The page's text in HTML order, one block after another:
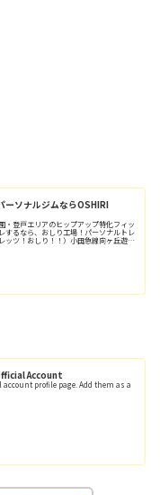
ーソナルジムならOSHIRI
・登戸エリアのヒップアップ特化フィッ
するなら、おしり工場！パーソナルトレ
ッツ！おしり！！）小田急線向ヶ丘遊園
Account
account profile page. Add them as a